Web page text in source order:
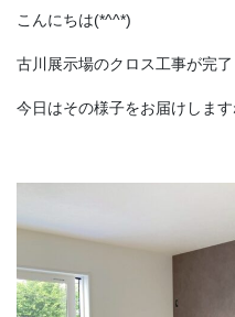
こんにちは(*^^*)
古川展示場のクロス工事が完
今日はその様子をお届けします